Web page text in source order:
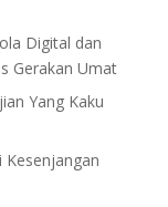
Digital dan
Gerakan Umat
Yang Kaku
Kesenjangan